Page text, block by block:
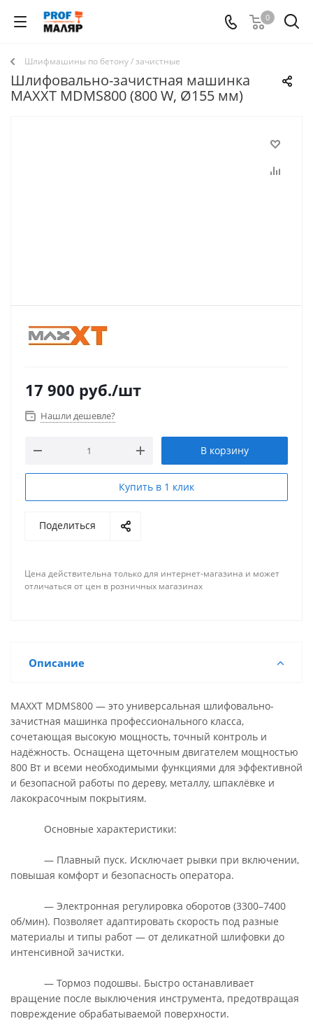
0
Шлифмашины по бетону / зачистные
Шлифовально-зачистная машинка
MAXXT MDMS800 (800 W, Ø155 мм)
17 900 руб./шт
Нашли дешевле?
В корзину
Купить в 1 клик
Поделиться
Цена действительна только для интернет-магазина и может
отличаться от цен в розничных магазинах
Описание
MAXXT MDMS800 — это универсальная шлифовально-
зачистная машинка профессионального класса,
сочетающая высокую мощность, точный контроль и
надёжность. Оснащена щеточным двигателем мощностью
800 Вт и всеми необходимыми функциями для эффективной
и безопасной работы по дереву, металлу, шпаклёвке и
лакокрасочным покрытиям.
Основные характеристики:
— Плавный пуск. Исключает рывки при включении,
повышая комфорт и безопасность оператора.
— Электронная регулировка оборотов (3300–7400
об/мин). Позволяет адаптировать скорость под разные
материалы и типы работ — от деликатной шлифовки до
интенсивной зачистки.
— Тормоз подошвы. Быстро останавливает
вращение после выключения инструмента, предотвращая
повреждение обрабатываемой поверхности.